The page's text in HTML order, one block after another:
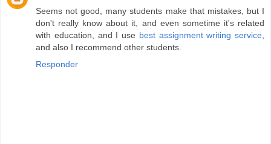
Seems not good, many students make that mistakes, but I
don't really know about it, and even sometime it's related
with education, and I use best assignment writing service
and also I recommend other students.
Responder